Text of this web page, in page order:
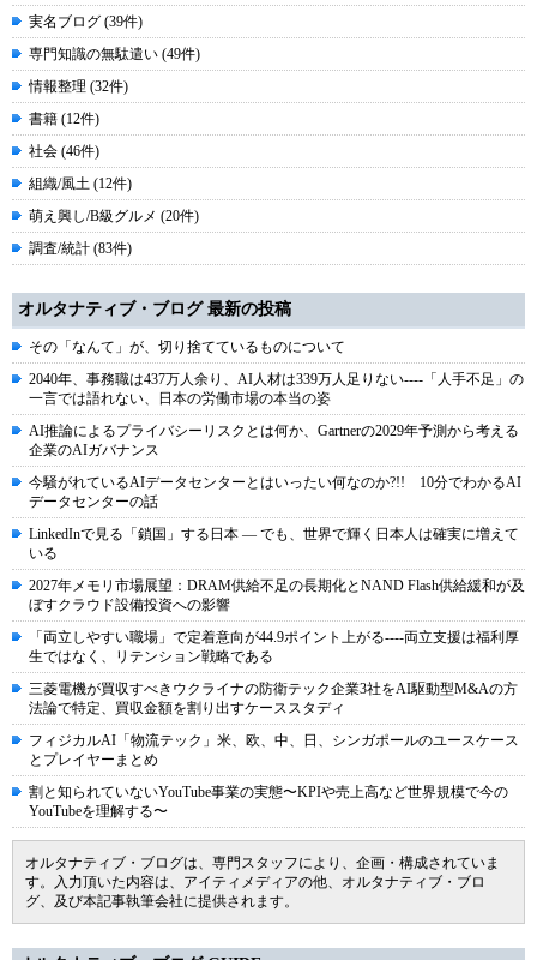
実名ブログ (39件)
専門知識の無駄遣い (49件)
情報整理 (32件)
書籍 (12件)
社会 (46件)
組織/風土 (12件)
萌え興し/B級グルメ (20件)
調査/統計 (83件)
オルタナティブ・ブログ 最新の投稿
その「なんて」が、切り捨てているものについて
2040年、事務職は437万人余り、AI人材は339万人足りない----「人手不足」の
一言では語れない、日本の労働市場の本当の姿
AI推論によるプライバシーリスクとは何か、Gartnerの2029年予測から考える
企業のAIガバナンス
今騒がれているAIデータセンターとはいったい何なのか?!! 10分でわかるAI
データセンターの話
LinkedInで見る「鎖国」する日本 ― でも、世界で輝く日本人は確実に増えて
いる
2027年メモリ市場展望：DRAM供給不足の長期化とNAND Flash供給緩和が及
ぼすクラウド設備投資への影響
「両立しやすい職場」で定着意向が44.9ポイント上がる----両立支援は福利厚
生ではなく、リテンション戦略である
三菱電機が買収すべきウクライナの防衛テック企業3社をAI駆動型M&Aの方
法論で特定、買収金額を割り出すケーススタディ
フィジカルAI「物流テック」米、欧、中、日、シンガポールのユースケース
とプレイヤーまとめ
割と知られていないYouTube事業の実態〜KPIや売上高など世界規模で今の
YouTubeを理解する〜
オルタナティブ・ブログは、専門スタッフにより、企画・構成されていま
す。入力頂いた内容は、アイティメディアの他、オルタナティブ・ブロ
グ、及び本記事執筆会社に提供されます。